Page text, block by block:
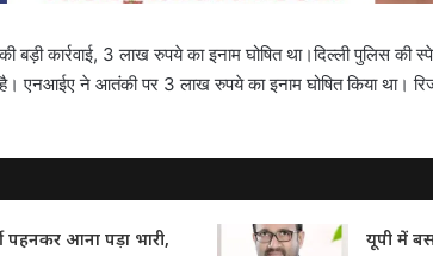
बड़ी कार्रवाई, 3 लाख रुपये का इनाम घोषित था।दिल्‍ली
है। एनआईए ने आतंकी पर 3 लाख रुपये का इनाम घोषित किया था।
पहनकर आना पड़ा भारी,
यूपी में